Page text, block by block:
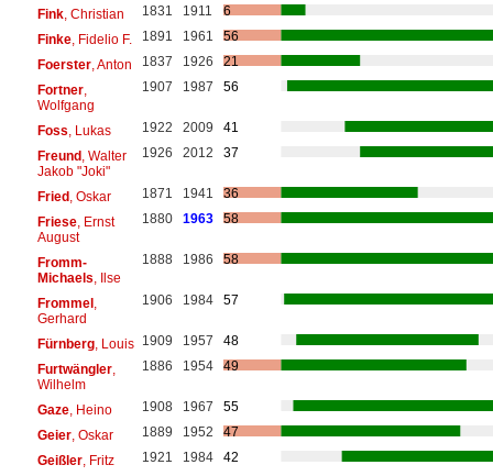
Fink, Christian 1831 1911
6
Finke, Fidelio F. 1891 1961
56
Foerster, Anton 1837 1926
21
Fortner,
Wolfgang
1907 1987 56
Foss , Lukas 1922 2009
41
Freund, Walter
Jakob "Joki"
1926 2012 37
Fried, Oskar 1871 1941
36
Friese, Ernst
August
1880 1963 58
Fromm-
Michaels , Ilse
1888 1986 58
Frommel,
Gerhard
1906 1984 57
Fürnberg, Louis 1909 1957
48
Furtwängler,
Wilhelm
1886 1954 49
Gaze, Heino 1908 1967
55
Geier, Oskar 1889 1952
47
Geißler, Fritz 1921 1984
42